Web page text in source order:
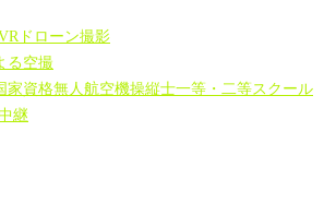
ドローン撮影
る空撮
家資格無人航空機操縦士一等・二等スクール
継